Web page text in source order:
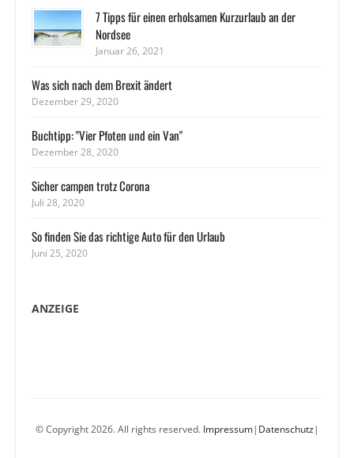
7 Tipps für einen erholsamen Kurzurlaub an der
Nordsee
Januar 26, 2021
Was sich nach dem Brexit ändert
Dezember 29, 2020
Buchtipp: "Vier Pfoten und ein Van"
Dezember 28, 2020
Sicher campen trotz Corona
Juli 28, 2020
So finden Sie das richtige Auto für den Urlaub
Juni 25, 2020
ANZEIGE
© Copyright 2026. All rights reserved. Impressum| Datenschutz|